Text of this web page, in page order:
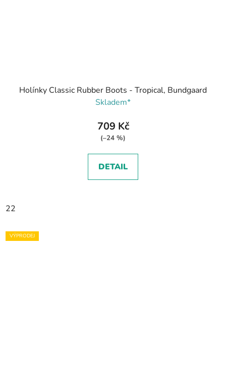
Holínky Classic Rubber Boots - Tropical, Bundgaard
Skladem*
709 Kč
(–24 %)
DETAIL
22
VÝPRODEJ